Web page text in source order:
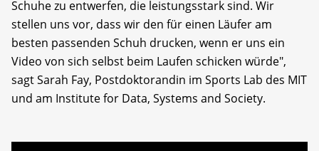
Schuhe zu entwerfen, die leistungsstark sind. Wir
stellen uns vor, dass wir den für einen Läufer am
besten passenden Schuh drucken, wenn er uns ein
Video von sich selbst beim Laufen schicken würde",
sagt Sarah Fay, Postdoktorandin im Sports Lab des MIT
und am Institute for Data, Systems and Society.